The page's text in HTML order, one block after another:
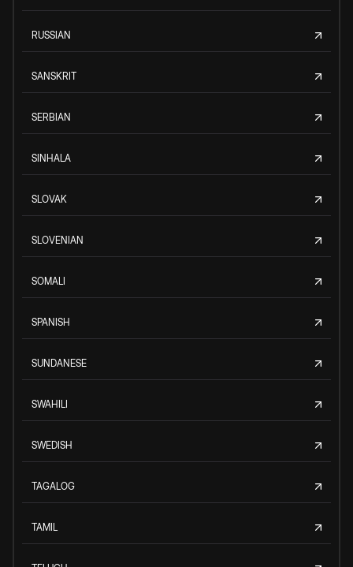
RUSSIAN
SANSKRIT
SERBIAN
SINHALA
SLOVAK
SLOVENIAN
SOMALI
SPANISH
SUNDANESE
SWAHILI
SWEDISH
TAGALOG
TAMIL